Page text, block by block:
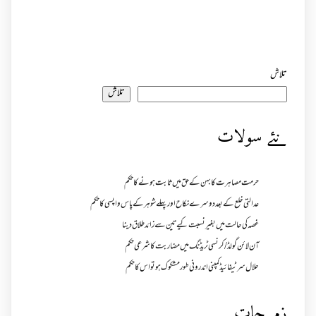
تلاش
تلاش
نئے سولات
حرمت مصاہرت کا بہن کے حق میں ثابت ہونے کا حکم
عدالتی خلع کے بعد دوسرے نکاح اور پہلے شوہر کے پاس واپسی کا حکم
غصہ کی حالت میں بغیر نسبت کیے تین سے زائد طلاق دینا
آن لائن گولڈ /کرنسی ٹریڈنگ میں مضاربت کا شرعی حکم
حلال سرٹیفائیڈ کمپنی اندرونی طور مشکوک ہو تو اس کا حکم